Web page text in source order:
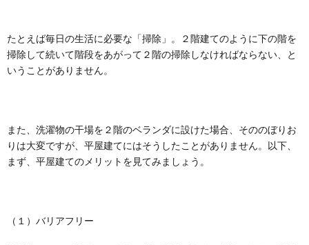
たとえば毎日の生活に必要な「掃除」。２階建てのように下の階を
掃除して続いて階段をあがって２階の掃除しなければならない、と
いうことがありません。
また、洗濯物の干場を２階のベランダに設けた場合、そののぼりお
りは大変ですが、平屋建てにはそうしたことがありません。以下、
まず、平屋建てのメリットを見てみましょう。
（１）バリアフリー